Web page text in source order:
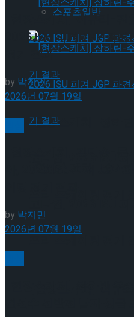
[현장스케치] 장하
스포츠일반
[현장스케치] 이규리-전
2026 ISU 피겨 JGP 파
경기 결과
by 박지민
2026년 07월 19일
by박지민
2026년 07월 19일